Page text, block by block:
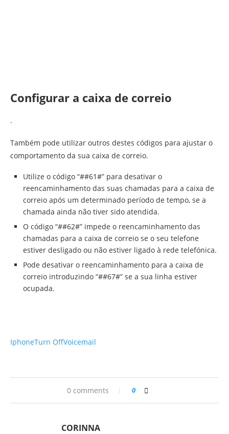
Configurar a caixa de correio
.
Também pode utilizar outros destes códigos para ajustar o
comportamento da sua caixa de correio.
Utilize o código “##61#” para desativar o
reencaminhamento das suas chamadas para a caixa de
correio após um determinado período de tempo, se a
chamada ainda não tiver sido atendida.
O código “##62#” impede o reencaminhamento das
chamadas para a caixa de correio se o seu telefone
estiver desligado ou não estiver ligado à rede telefónica.
Pode desativar o reencaminhamento para a caixa de
correio introduzindo “##67#” se a sua linha estiver
ocupada.
IphoneTurn OffVoicemail
0 comments 0
CORINNA